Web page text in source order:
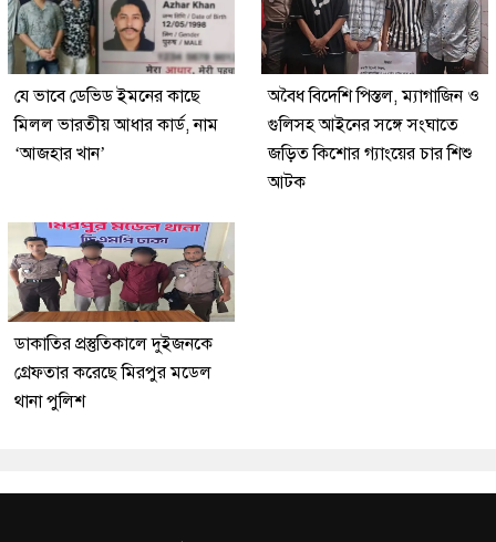
যে ভাবে ডেভিড ইমনের কাছে
মিলল ভারতীয় আধার কার্ড, নাম
‘আজহার খান’
অবৈধ বিদেশি পিস্তল, ম্যাগাজিন ও
গুলিসহ আইনের সঙ্গে সংঘাতে
জড়িত কিশোর গ্যাংয়ের চার শিশু
আটক
ডাকাতির প্রস্তুতিকালে দুইজনকে
গ্রেফতার করেছে মিরপুর মডেল
থানা পুলিশ